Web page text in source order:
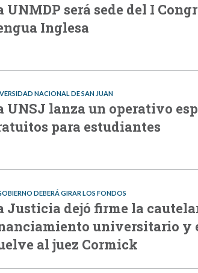
UNMDP será sede del I
Inglesa
NACIONAL DE SAN JUAN
UNSJ lanza un operativo
para estudiantes
DEBERÁ GIRAR LOS FONDOS
Justicia dejó firme la
universitario y
al juez Cormick